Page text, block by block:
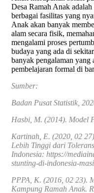
Desa Ramah Anak
berbagai fasilitas yang
Anak akan banyak
alam secara fisik,
mengalami proses
budaya yang ada di
banyak pengalaman yang
pembelajaran formal di
Sumber:
Badan Pusat Statistik,
Hasbi, M. (2014). Model
Kartinah, E. (2020, 02
Lebih Tinggi dari
Indonesia: https://
stunting-di-indonesia-
PPPA, K. (2016, 02 23).
Kampung Ramah Anak.